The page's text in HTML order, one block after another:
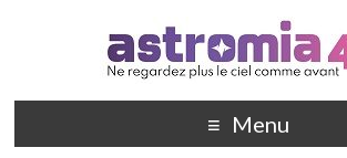
Menu